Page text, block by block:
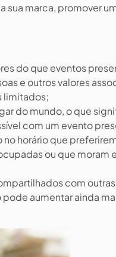
sua marca, promover
do que eventos
e outros valores
limitados;
do mundo, o que
com um evento
horário que
ou que moram
com outras
aumentar ainda